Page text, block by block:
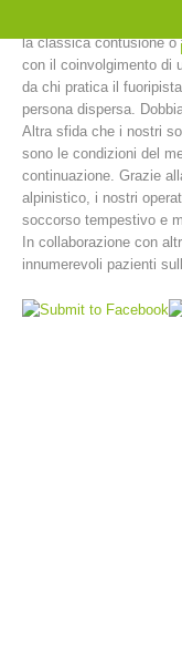
Gli interventi nelle aree
la classica contusione o
con il coinvolgimento di
da chi pratica il
persona dispersa.
Altra sfida che i nostri
sono le condizioni del
continuazione. Grazie
alpinistico, i nostri
soccorso tempestivo e
In collaborazione con
innumerevoli pazienti